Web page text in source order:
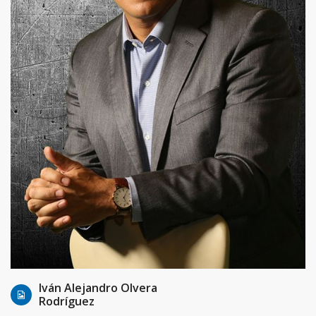
17 Jan, 2016 Admin
Iván Alejandro Olvera
Rodríguez